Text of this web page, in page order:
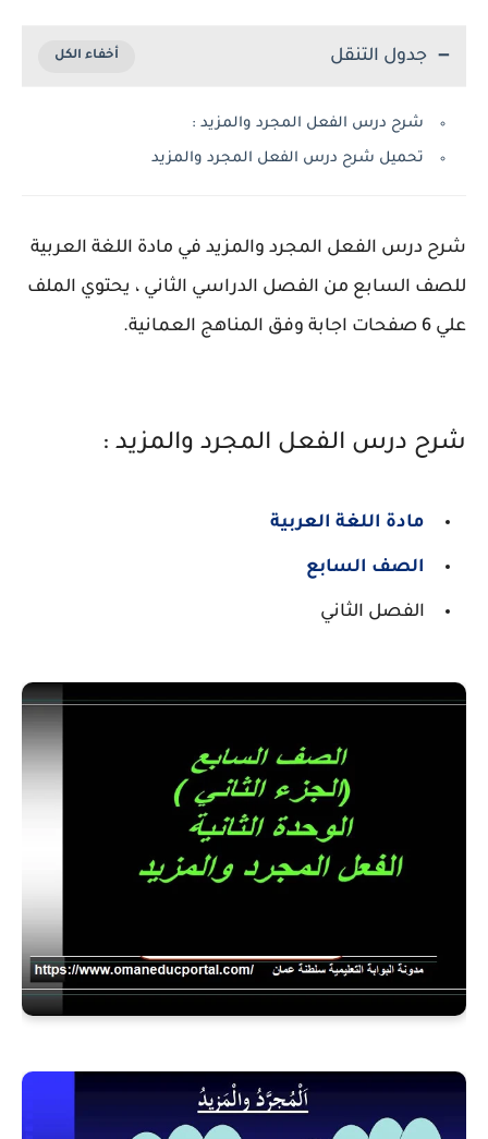
جدول التنقل
شرح درس الفعل المجرد والمزيد :
تحميل شرح درس الفعل المجرد والمزيد
شرح درس الفعل المجرد والمزيد في مادة اللغة العربية
للصف السابع من الفصل الدراسي الثاني ، يحتوي الملف
علي 6 صفحات اجابة وفق المناهج العمانية.
شرح درس الفعل المجرد والمزيد :
مادة اللغة العربية
الصف السابع
الفصل الثاني